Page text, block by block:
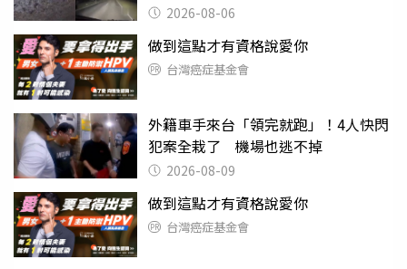
2026-08-06
做到這點才有資格說愛你
台灣癌症基金會
外籍車手來台「領完就跑」！4人快閃
犯案全栽了 機場也逃不掉
2026-08-09
做到這點才有資格說愛你
台灣癌症基金會